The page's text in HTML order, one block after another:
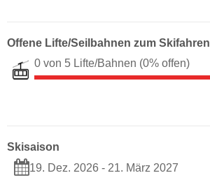
Offene Lifte/Seilbahnen zum Skifahren
0 von 5 Lifte/Bahnen (0% offen)
Skisaison
19. Dez. 2026 - 21. März 2027